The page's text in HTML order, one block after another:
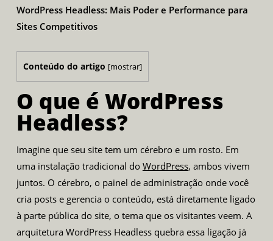
WordPress Headless: Mais Poder e Performance para
Sites Competitivos
Conteúdo do artigo [mostrar]
O que é WordPress
Headless?
Imagine que seu site tem um cérebro e um rosto. Em
uma instalação tradicional do WordPress, ambos vivem
juntos. O cérebro, o painel de administração onde você
cria posts e gerencia o conteúdo, está diretamente ligado
à parte pública do site, o tema que os visitantes veem. A
arquitetura WordPress Headless quebra essa ligação já